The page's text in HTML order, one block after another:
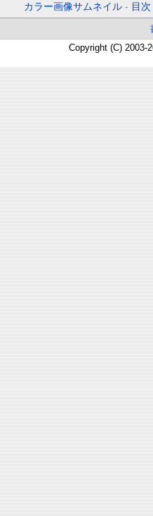
カラー画像サムネイル - 目次
Copyright (C) 2003-